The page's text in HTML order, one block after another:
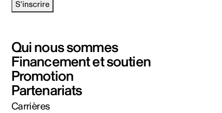
S'inscrire
Qui nous sommes
Financement et soutien
Promotion
Partenariats
Carrières